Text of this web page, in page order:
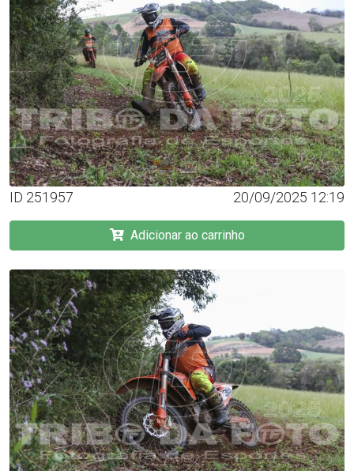
ID 251957 20/09/2025 12:19
Adicionar ao carrinho